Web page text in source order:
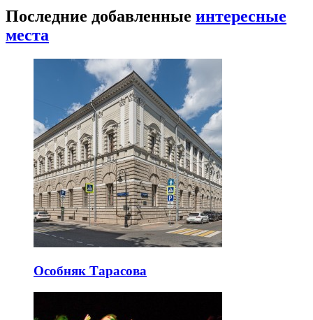
Последние добавленные интересные
места
Особняк Тарасова